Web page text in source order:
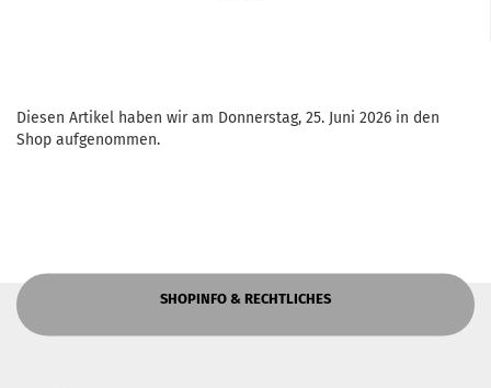
Diesen Artikel haben wir am Donnerstag, 25. Juni 2026 in den
Shop aufgenommen.
SHOPINFO & RECHTLICHES